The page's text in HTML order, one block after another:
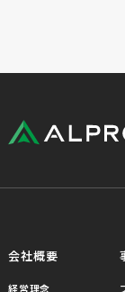
会社概要
経営理念